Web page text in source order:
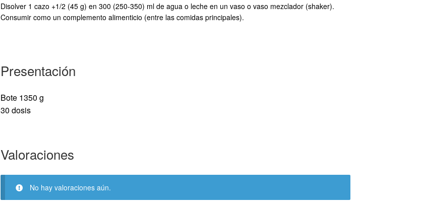
Disolver 1 cazo +1/2 (45 g) en 300 (250-350) ml de agua o leche en un vaso o vaso mezclador (shaker).
Consumir como un complemento alimenticio (entre las comidas principales).
Presentación
Bote 1350 g
30 dosis
Valoraciones
No hay valoraciones aún.